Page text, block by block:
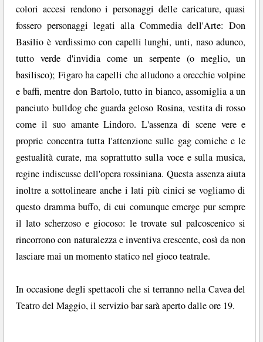
colori accesi rendono i personaggi delle caricature, quasi
fossero personaggi legati alla Commedia dell'Arte: Don
Basilio è verdissimo con capelli lunghi, unti, naso adunco,
tutto verde d'invidia come un serpente (o meglio, un
basilisco); Figaro ha capelli che alludono a orecchie volpine
e baffi, mentre don Bartolo, tutto in bianco, assomiglia a un
panciuto bulldog che guarda geloso Rosina, vestita di rosso
come il suo amante Lindoro. L'assenza di scene vere e
proprie concentra tutta l'attenzione sulle gag comiche e le
gestualità curate, ma soprattutto sulla voce e sulla musica,
regine indiscusse dell'opera rossiniana. Questa assenza aiuta
inoltre a sottolineare anche i lati più cinici se vogliamo di
questo dramma buffo, di cui comunque emerge pur sempre
il lato scherzoso e giocoso: le trovate sul palcoscenico si
rincorrono con naturalezza e inventiva crescente, così da non
lasciare mai un momento statico nel gioco teatrale.
In occasione degli spettacoli che si terranno nella Cavea del
Teatro del Maggio, il servizio bar sarà aperto dalle ore 19.